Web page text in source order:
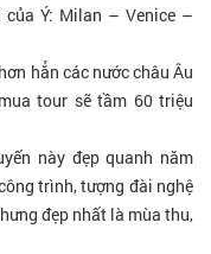
Ý: Milan – Venice –
hẳn các nước châu Âu
tour sẽ tầm 60 triệu
này đẹp quanh năm
trình, tượng đài nghệ
đẹp nhất là mùa thu,